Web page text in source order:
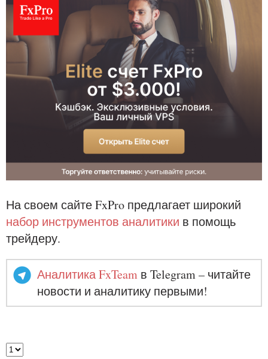
На своем сайте FxPro предлагает широкий
набор инструментов аналитики в помощь
трейдеру.
Аналитика FxTeam в Telegram – читайте
новости и аналитику первыми!